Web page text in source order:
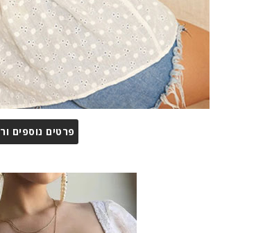
פרטים נוספים